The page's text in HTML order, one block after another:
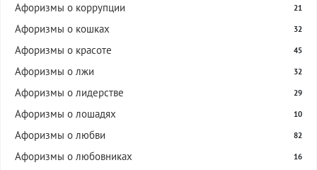
Афоризмы о коррупции 21
Афоризмы о кошках 32
Афоризмы о красоте 45
Афоризмы о лжи 32
Афоризмы о лидерстве 29
Афоризмы о лошадях 10
Афоризмы о любви 82
Афоризмы о любовниках 16